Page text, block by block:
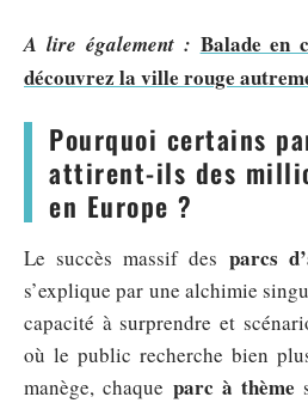
A lire également : Balade en
découvrez la ville rouge
Pourquoi certains
attirent-ils des
en Europe ?
Le succès massif des parcs
s’explique par une alchimie
capacité à surprendre et
où le public recherche bien
manège, chaque parc à thème